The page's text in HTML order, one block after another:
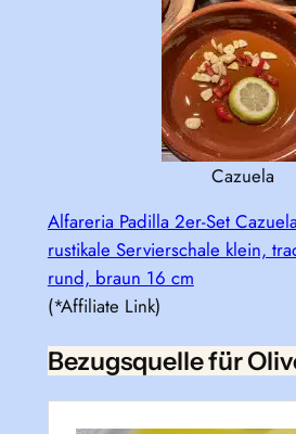
Cazuela
Alfareria Padilla 2er-Set
rustikale Servierschale klein,
rund, braun 16 cm
(*Affiliate Link)
Bezugsquelle für